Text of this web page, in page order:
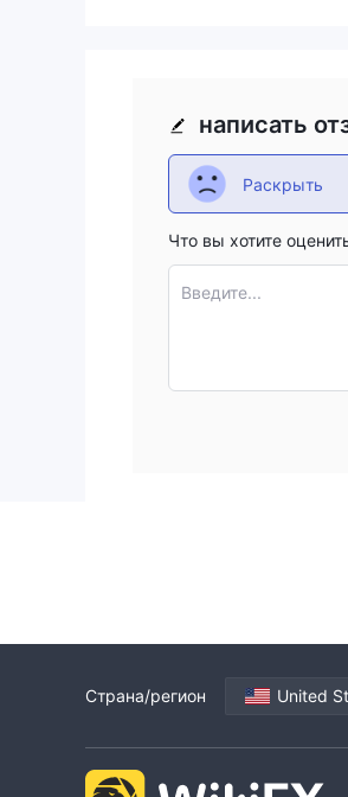
написать
Раскрыть
Что вы хотите
Введите...
Страна/регион United